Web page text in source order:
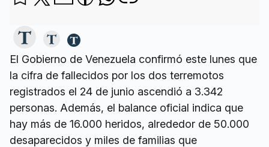
El Gobierno de Venezuela confirmó este lunes que
la cifra de fallecidos por los dos terremotos
registrados el 24 de junio ascendió a 3.342
personas. Además, el balance oficial indica que
hay más de 16.000 heridos, alrededor de 50.000
desaparecidos y miles de familias que